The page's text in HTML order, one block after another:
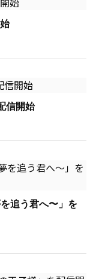
信開始
追う君へ〜」を